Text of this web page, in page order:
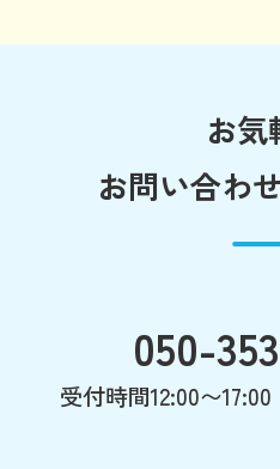
お気
お問い合わ
050-
受付時間12:00〜